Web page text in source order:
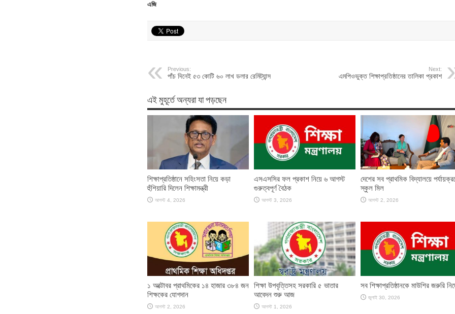
এজি
Previous:
পাঁচ দিনেই ৫৩ কোটি ৬০ লাখ ডলার রেমিট্যান্স
Next:
এমপিওভুক্ত শিক্ষাপ্রতিষ্ঠানের তালিকা প্রকাশ
এই মুহূর্তে অন্যরা যা পড়ছেন
শিক্ষাপ্রতিষ্ঠানে সহিংসতা নিয়ে কড়া
হুঁশিয়ারি দিলেন শিক্ষামন্ত্রী
আগস্ট 4, 2026
এসএসসির ফল প্রকাশ নিয়ে ৬ আগস্ট
গুরুত্বপূর্ণ বৈঠক
আগস্ট 3, 2026
দেশের সব প্রাথমিক বিদ্যালয়ে
স্কুল মিল
আগস্ট 2, 2026
১ অক্টোবর প্রাথমিকের ১৪ হাজার ৩৮৪ জন
শিক্ষকের যোগদান
আগস্ট 2, 2026
শিক্ষা উপবৃত্তিসহ সরকারি ৫ ভাতার
আবেদন শুরু আজ
আগস্ট 1, 2026
সব শিক্ষাপ্রতিষ্ঠানকে মাউশির জরুরি
জুলাই 30, 2026